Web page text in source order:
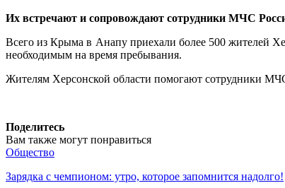
Их встречают и сопровождают сотрудники МЧС
Всего из Крыма в Анапу приехали более 500 жителей
необходимым на время пребывания.
Жителям Херсонской области помогают сотрудники
Поделитесь
Вам также могут понравиться
Общество
Зарядка с чемпионом: утро, которое запомнится надолго!